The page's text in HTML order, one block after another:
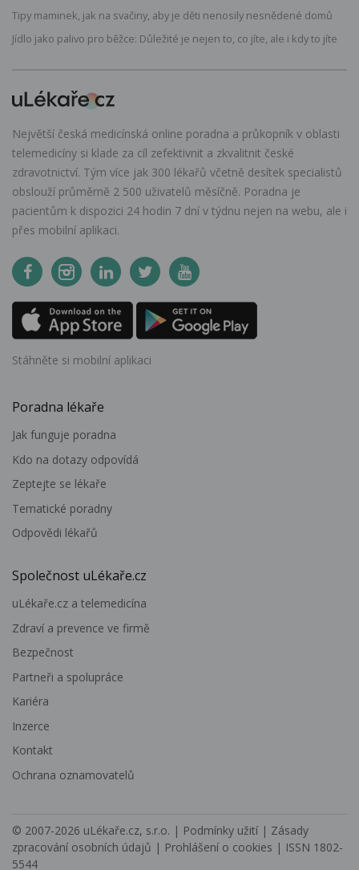
Tipy maminek, jak na svačiny, aby je děti nenosily nesnědené domů
Jídlo jako palivo pro běžce: Důležité je nejen to, co jíte, ale i kdy to jíte
Největší česká medicínská online poradna a průkopník v oblasti
telemedicíny si klade za cíl zefektivnit a zkvalitnit české
zdravotnictví. Tým více jak 300 lékařů včetně desítek specialistů
obslouží průměrně 2 500 uživatelů měsíčně. Poradna je
pacientům k dispozici 24 hodin 7 dní v týdnu nejen na webu, ale i
přes mobilní aplikaci.
Stáhněte si mobilní aplikaci
Poradna lékaře
Jak funguje poradna
Kdo na dotazy odpovídá
Zeptejte se lékaře
Tematické poradny
Odpovědi lékařů
Společnost uLékaře.cz
uLékaře.cz a telemedicína
Zdraví a prevence ve firmě
Bezpečnost
Partneři a spolupráce
Kariéra
Inzerce
Kontakt
Ochrana oznamovatelů
© 2007-2026 uLékaře.cz, s.r.o. | Podmínky užití | Zásady
zpracování osobních údajů | Prohlášení o cookies | ISSN 1802-
5544